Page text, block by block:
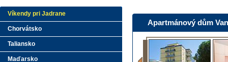
Apartmánový dům
Víkendy pri Jadrane
Chorvátsko
Taliansko
Maďarsko